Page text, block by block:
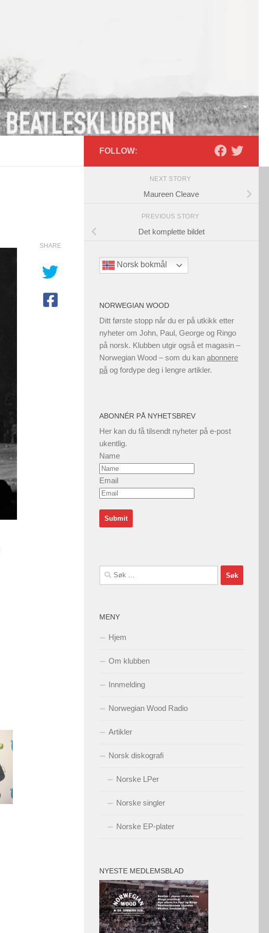
SHARE
FOLLOW:
NEXT STORY
Maureen Cleave
PREVIOUS STORY
Det komplette bildet
Norsk bokmål
NORWEGIAN WOOD
Ditt første stopp når du er på utkikk etter
nyheter om John, Paul, George og Ringo
på norsk. Klubben utgir også et magasin –
Norwegian Wood – som du kan abonnere
på og fordype deg i lengre artikler.
ABONNÉR PÅ NYHETSBREV
Her kan du få tilsendt nyheter på e-post
ukentlig.
Name
Email
Søk
etter:
MENY
Hjem
Om klubben
Innmelding
Norwegian Wood Radio
Artikler
Norsk diskografi
Norske LPer
Norske singler
Norske EP-plater
NYESTE MEDLEMSBLAD